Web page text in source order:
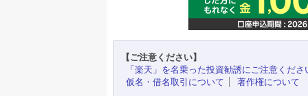
【ご注意ください】
「楽天」を名乗った投資勧誘にご注意くださ
仮名・借名取引について
著作権について